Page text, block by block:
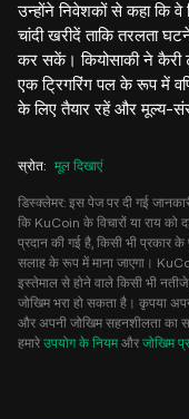
उन्होंने निवेशकों से कहा कि
चांदी खरीदें ताकि तरलता
कर सकें। कियोसाकी ने कैरी
एक ट्रिगरिंग पल के रूप में
के लिए तैयार रहें और मूल्य-
स्रोत: मूल दिखाएं
डिस्क्लेमर: इस पेज पर दी गई
कि KuCoin के विचारों या राय को
प्रदान की गई है, किसी भी प्रकार के
सलाह के रूप में माना जाएगा।
इस्तेमाल से होने वाले किसी भी नतीजे
जोखिम भरा हो सकता है। कृपया
और अपनी जोखिम सहनशीलता का
हमारे उपयोग के नियमऔर जोखिम